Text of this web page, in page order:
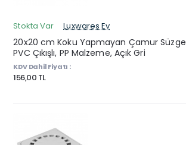
Stokta Var Luxwares Ev
20x20 cm Koku Yapmayan Çamur
PVC Çıkışlı, PP Malzeme, Açık Gri
KDV Dahil Fiyatı :
156,00 TL